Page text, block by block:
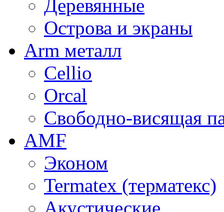
Деревянные
Острова и экраны
Arm металл
Cellio
Orcal
Свободно-висящая
AMF
Эконом
Termatex (терматекс)
Акустические